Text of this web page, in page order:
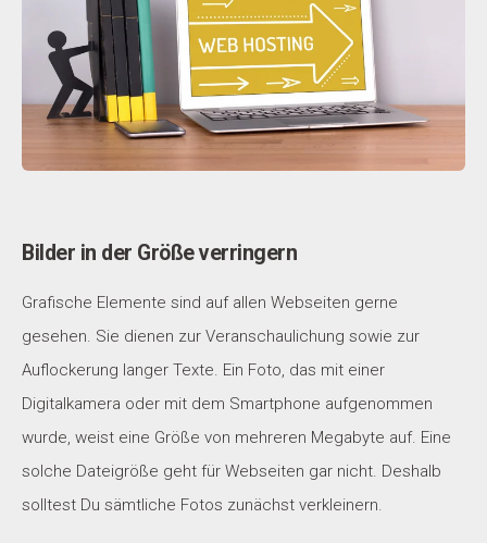
Bilder in der Größe verringern
Grafische Elemente sind auf allen Webseiten gerne
gesehen. Sie dienen zur Veranschaulichung sowie zur
Auflockerung langer Texte. Ein Foto, das mit einer
Digitalkamera oder mit dem Smartphone aufgenommen
wurde, weist eine Größe von mehreren Megabyte auf. Eine
solche Dateigröße geht für Webseiten gar nicht. Deshalb
solltest Du sämtliche Fotos zunächst verkleinern.